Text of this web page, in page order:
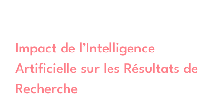
Impact de l’Intelligence
Artificielle sur les Résultats de
Recherche